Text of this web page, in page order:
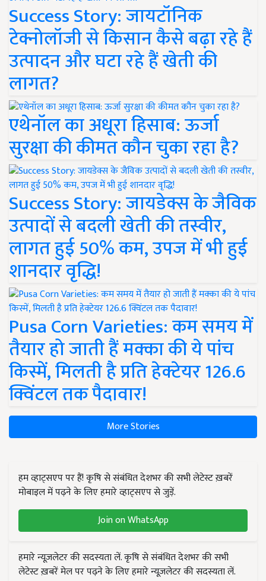
Success Story: जायटॉनिक
टेक्नोलॉजी से किसान कैसे बढ़ा रहे हैं
उत्पादन और घटा रहे हैं खेती की
लागत?
एथेनॉल का अधूरा हिसाब: ऊर्जा
सुरक्षा की कीमत कौन चुका रहा है?
Success Story: जायडेक्स के जैविक
उत्पादों से बदली खेती की तस्वीर,
लागत हुई 50% कम, उपज में भी हुई
शानदार वृद्धि!
Pusa Corn Varieties: कम समय में
तैयार हो जाती हैं मक्का की ये पांच
किस्में, मिलती है प्रति हेक्टेयर 126.6
क्विंटल तक पैदावार!
More Stories
हम व्हाट्सएप पर हैं! कृषि से संबंधित देशभर की सभी लेटेस्ट ख़बरें
मोबाइल में पढ़ने के लिए हमारे व्हाट्सएप से जुड़ें.
Join on WhatsApp
हमारे न्यूज़लेटर की सदस्यता लें. कृषि से संबंधित देशभर की सभी
लेटेस्ट ख़बरें मेल पर पढ़ने के लिए हमारे न्यूज़लेटर की सदस्यता लें.